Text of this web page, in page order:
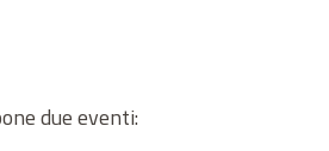
due eventi: